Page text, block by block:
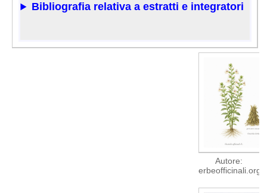
Bibliografia relativa a estratti e integratori
Autore:
erbeofficinali.org